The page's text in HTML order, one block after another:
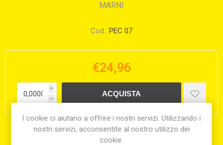
MARNI
Cod.: PEC 07
€24,96
i
h
Condividi:
I cookie ci aiutano a offrire i nostri servizi. Utilizzando i
nostri servizi, acconsentite al nostro utilizzo dei
cookie.